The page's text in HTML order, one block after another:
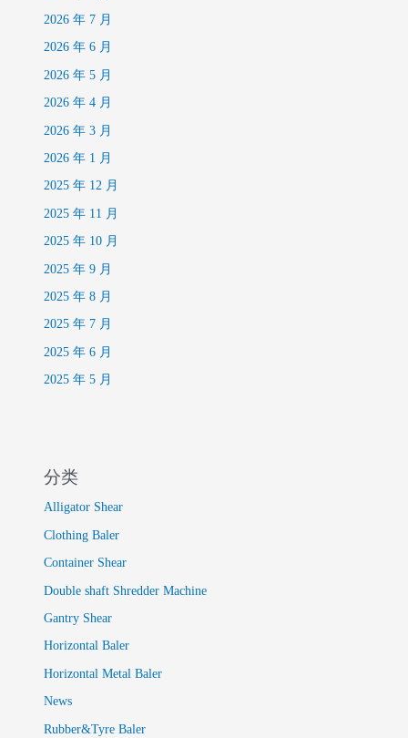
2026 年 7 月
2026 年 6 月
2026 年 5 月
2026 年 4 月
2026 年 3 月
2026 年 1 月
2025 年 12 月
2025 年 11 月
2025 年 10 月
2025 年 9 月
2025 年 8 月
2025 年 7 月
2025 年 6 月
2025 年 5 月
分类
Alligator Shear
Clothing Baler
Container Shear
Double shaft Shredder Machine
Gantry Shear
Horizontal Baler
Horizontal Metal Baler
News
Rubber&Tyre Baler